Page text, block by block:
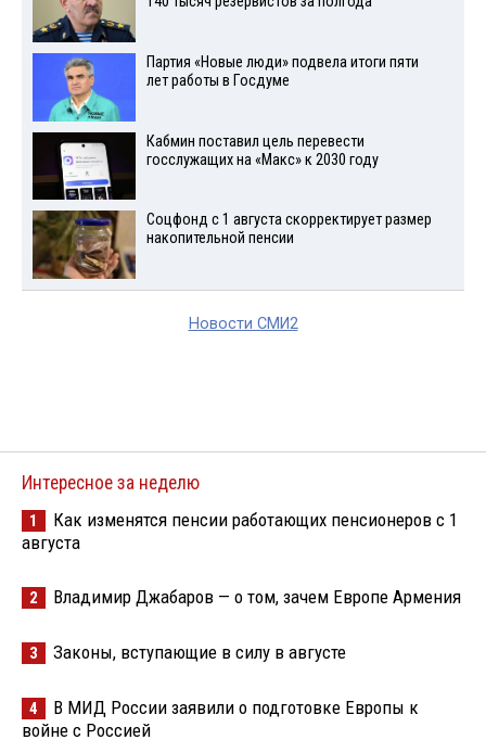
Партия «Новые люди» подвела итоги пяти
лет работы в Госдуме
Кабмин поставил цель перевести
госслужащих на «Макс» к 2030 году
Соцфонд с 1 августа скорректирует размер
накопительной пенсии
Новости СМИ2
Интересное за неделю
1
Как изменятся пенсии работающих пенсионеров с 1
августа
2 Владимир Джабаров — о том, зачем Европе Армения
3 Законы, вступающие в силу в августе
4
В МИД России заявили о подготовке Европы к
войне с Россией